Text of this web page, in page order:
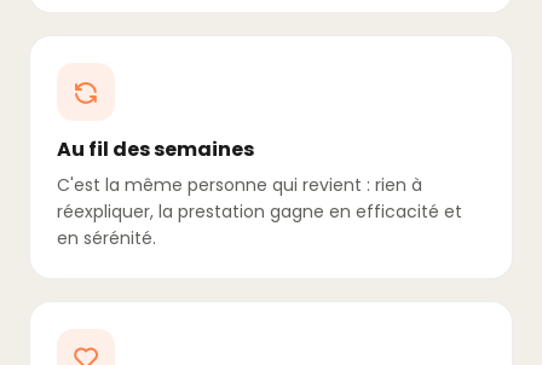
Au fil des semaines
C'est la même personne qui revient : rien à
réexpliquer, la prestation gagne en efficacité et
en sérénité.